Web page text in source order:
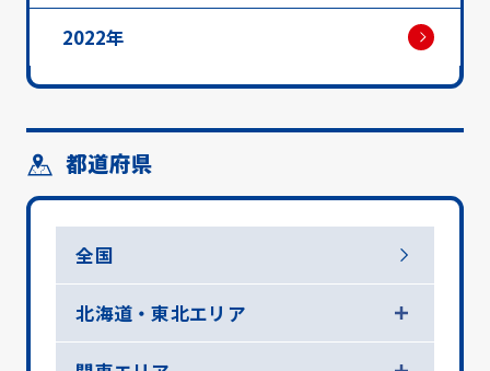
2022年
都道府県
全国
北海道・東北エリア